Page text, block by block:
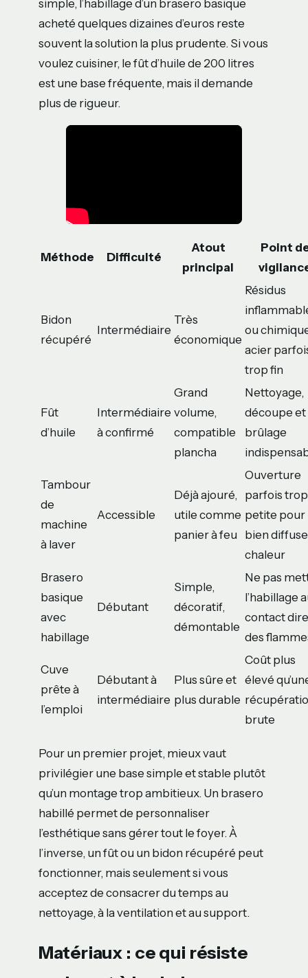
simple, l’habillage d’un brasero basique
acheté quelques dizaines d’euros reste
souvent la solution la plus prudente. Si vous
voulez cuisiner, le fût d’huile de 200 litres
est une base fréquente, mais il demande
plus de rigueur.
Méthode Difficulté
Atout
principal
Point
Bidon
récupéré
Intermédiaire
Très
économique
Résidus
ou
acier
trop fin
Fût
d’huile
Intermédiaire
à confirmé
Grand
volume,
compatible
plancha
Nettoyage,
découpe et
brûlage
Tambour
de
machine
à laver
Accessible
Déjà ajouré,
utile comme
panier à feu
Ouverture
parfois trop
petite pour
bien
chaleur
Brasero
basique
avec
habillage
Débutant
Simple,
décoratif,
démontable
Ne pas
l’habillage
contact
des
Cuve
prête à
l’emploi
Débutant à
intermédiaire
Plus sûre et
plus durable
Coût plus
élevé
brute
Pour un premier projet, mieux vaut
privilégier une base simple et stable plutôt
qu’un montage trop ambitieux. Un brasero
habillé permet de personnaliser
l’esthétique sans gérer tout le foyer. À
l’inverse, un fût ou un bidon récupéré peut
fonctionner, mais seulement si vous
acceptez de consacrer du temps au
nettoyage, à la ventilation et au support.
Matériaux : ce qui résiste